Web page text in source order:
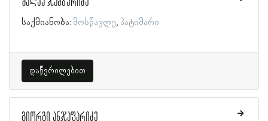
საქმიანობა: მოსწავლე პატიმარი
დაწვრილებით
გიორგი ანჯაფარიძე